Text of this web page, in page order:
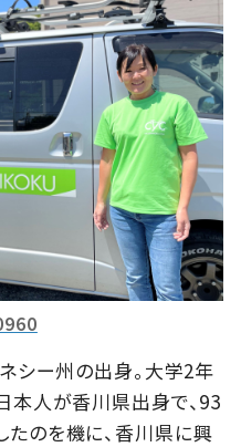
ネシー州の出身。大学2年
本人が香川県出身で、93
のを機に、香川県に興